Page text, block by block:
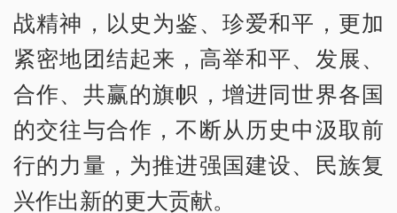
战精神，以史为鉴、珍爱和平，更加
紧密地团结起来，高举和平、发展、
合作、共赢的旗帜，增进同世界各国
的交往与合作，不断从历史中汲取前
行的力量，为推进强国建设、民族复
兴作出新的更大贡献。